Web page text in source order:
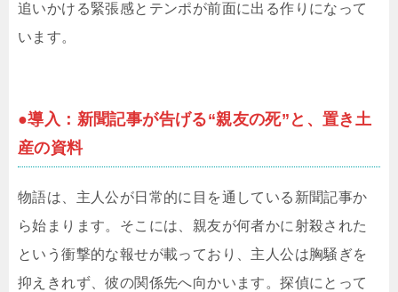
追いかける緊張感とテンポが前面に出る作りになって
います。
●導入：新聞記事が告げる“親友の死”と、置き土
産の資料
物語は、主人公が日常的に目を通している新聞記事か
ら始まります。そこには、親友が何者かに射殺された
という衝撃的な報せが載っており、主人公は胸騒ぎを
抑えきれず、彼の関係先へ向かいます。探偵にとって